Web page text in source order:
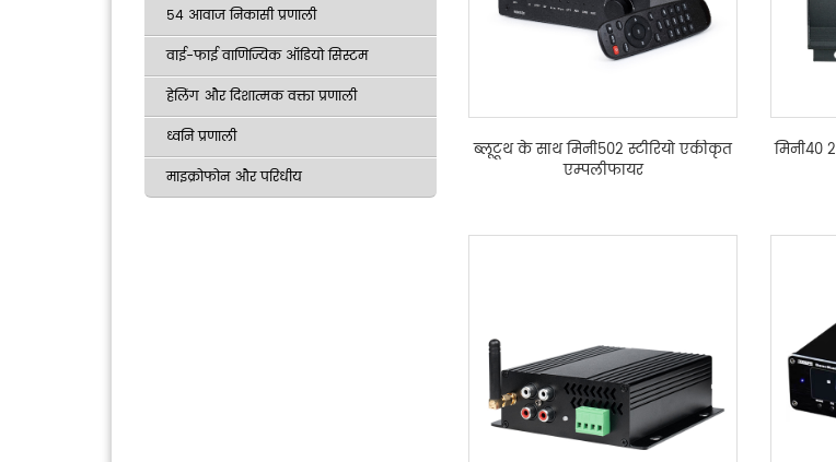
54 आवाज निकासी प्रणाली
वाई-फाई वाणिज्यिक ऑडियो सिस्टम
हेलिंग और दिशात्मक वक्ता प्रणाली
ध्वनि प्रणाली
माइक्रोफोन और परिधीय
ब्लूटूथ के साथ मिनी502 स्टीरियो एकीकृत
एम्पलीफायर
मिनी40